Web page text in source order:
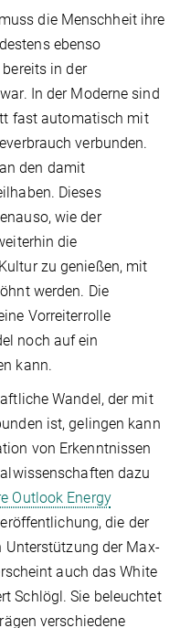
die Menschheit ihre
ebenso
in der
In der Moderne sind
fast automatisch mit
verbunden.
den damit
Dieses
wie der
die
zu genießen, mit
werden. Die
Vorreiterrolle
noch auf ein
kann.
Wandel, der mit
ist, gelingen kann
von Erkenntnissen
dazu
Outlook Energy
die der
Unterstützung der Max-
auch das White
Schlögl. Sie beleuchtet
verschiedene